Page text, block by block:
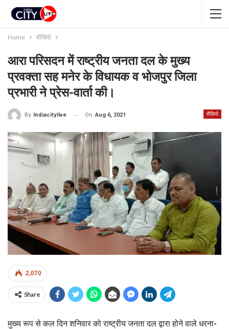
Home वीडियो
आरा परिसदन में राष्ट्रीय जनता दल के मुख्य
प्रवक्ता सह मनेर के विधायक व भोजपुर जिला
प्रभारी ने प्रेस-वार्ता की।
वीडियो
By Indiacitylive On Aug 6, 2021
2,070
Share
मुख्य रूप से कल दिन शनिवार को राष्ट्रीय जनता दल द्वारा होने वाले धरना-